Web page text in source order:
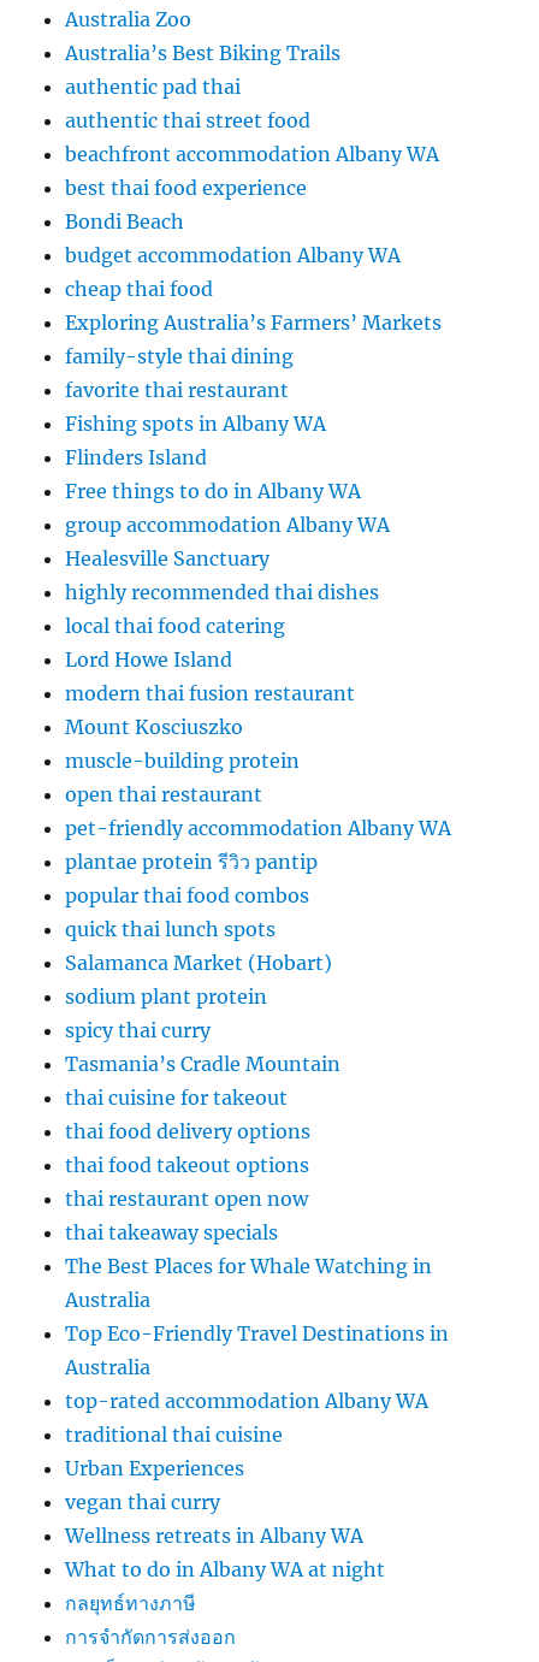
Australia Zoo
Australia’s Best Biking Trails
authentic pad thai
authentic thai street food
beachfront accommodation Albany WA
best thai food experience
Bondi Beach
budget accommodation Albany WA
cheap thai food
Exploring Australia’s Farmers’ Markets
family-style thai dining
favorite thai restaurant
Fishing spots in Albany WA
Flinders Island
Free things to do in Albany WA
group accommodation Albany WA
Healesville Sanctuary
highly recommended thai dishes
local thai food catering
Lord Howe Island
modern thai fusion restaurant
Mount Kosciuszko
muscle-building protein
open thai restaurant
pet-friendly accommodation Albany WA
plantae protein รีวิว pantip
popular thai food combos
quick thai lunch spots
Salamanca Market (Hobart)
sodium plant protein
spicy thai curry
Tasmania’s Cradle Mountain
thai cuisine for takeout
thai food delivery options
thai food takeout options
thai restaurant open now
thai takeaway specials
The Best Places for Whale Watching in
Australia
Top Eco-Friendly Travel Destinations in
Australia
top-rated accommodation Albany WA
traditional thai cuisine
Urban Experiences
vegan thai curry
Wellness retreats in Albany WA
What to do in Albany WA at night
กลยุทธ์ทางภาษี
การจำกัดการส่งออก